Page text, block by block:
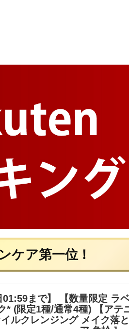
ケア第一位！
01:59まで】 【数量限定 ラ
* (限定1種/通常4種) 【ア
ルクレンジング メイク落